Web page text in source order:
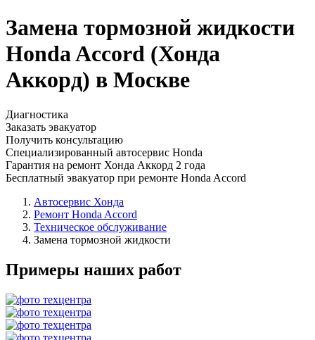
Замена тормозной жидкости
Honda Accord (Хонда
Аккорд) в Москве
Диагностика
Заказать эвакуатор
Получить консультацию
Специализированный автосервис Honda
Гарантия на ремонт Хонда Аккорд 2 года
Бесплатный эвакуатор при ремонте Honda Accord
Автосервис Хонда
Ремонт Honda Accord
Техническое обслуживание
Замена тормозной жидкости
Примеры наших работ